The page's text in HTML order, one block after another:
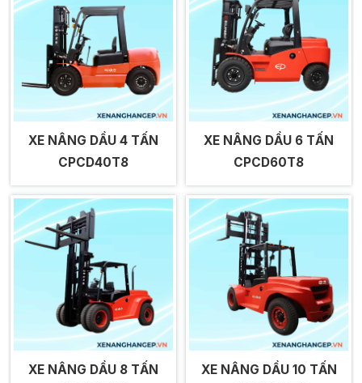
XE NÂNG DẦU 4 TẤN
CPCD40T8
XE NÂNG DẦU 6 TẤN
CPCD60T8
XE NÂNG DẦU 8 TẤN
XE NÂNG DẦU 10 TẤN